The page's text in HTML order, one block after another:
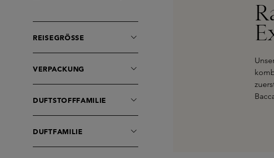
REISEGRÖSSE
VERPACKUNG
DUFTSTOFFFAMILIE
DUFTFAMILIE